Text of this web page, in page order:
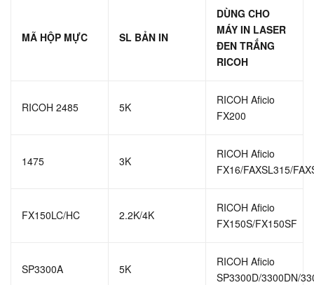
MÃ HỘP MỰC SL BẢN IN
DÙNG CHO
MÁY IN LASER
ĐEN TRẮNG
RICOH
RICOH 2485 5K
RICOH Aficio
FX200
1475 3K
RICOH Aficio
FX16/FAXSL315/
FX150LC/HC 2.2K/4K
RICOH Aficio
FX150S/FX150SF
SP3300A 5K
RICOH Aficio
SP3300D/3300DN/